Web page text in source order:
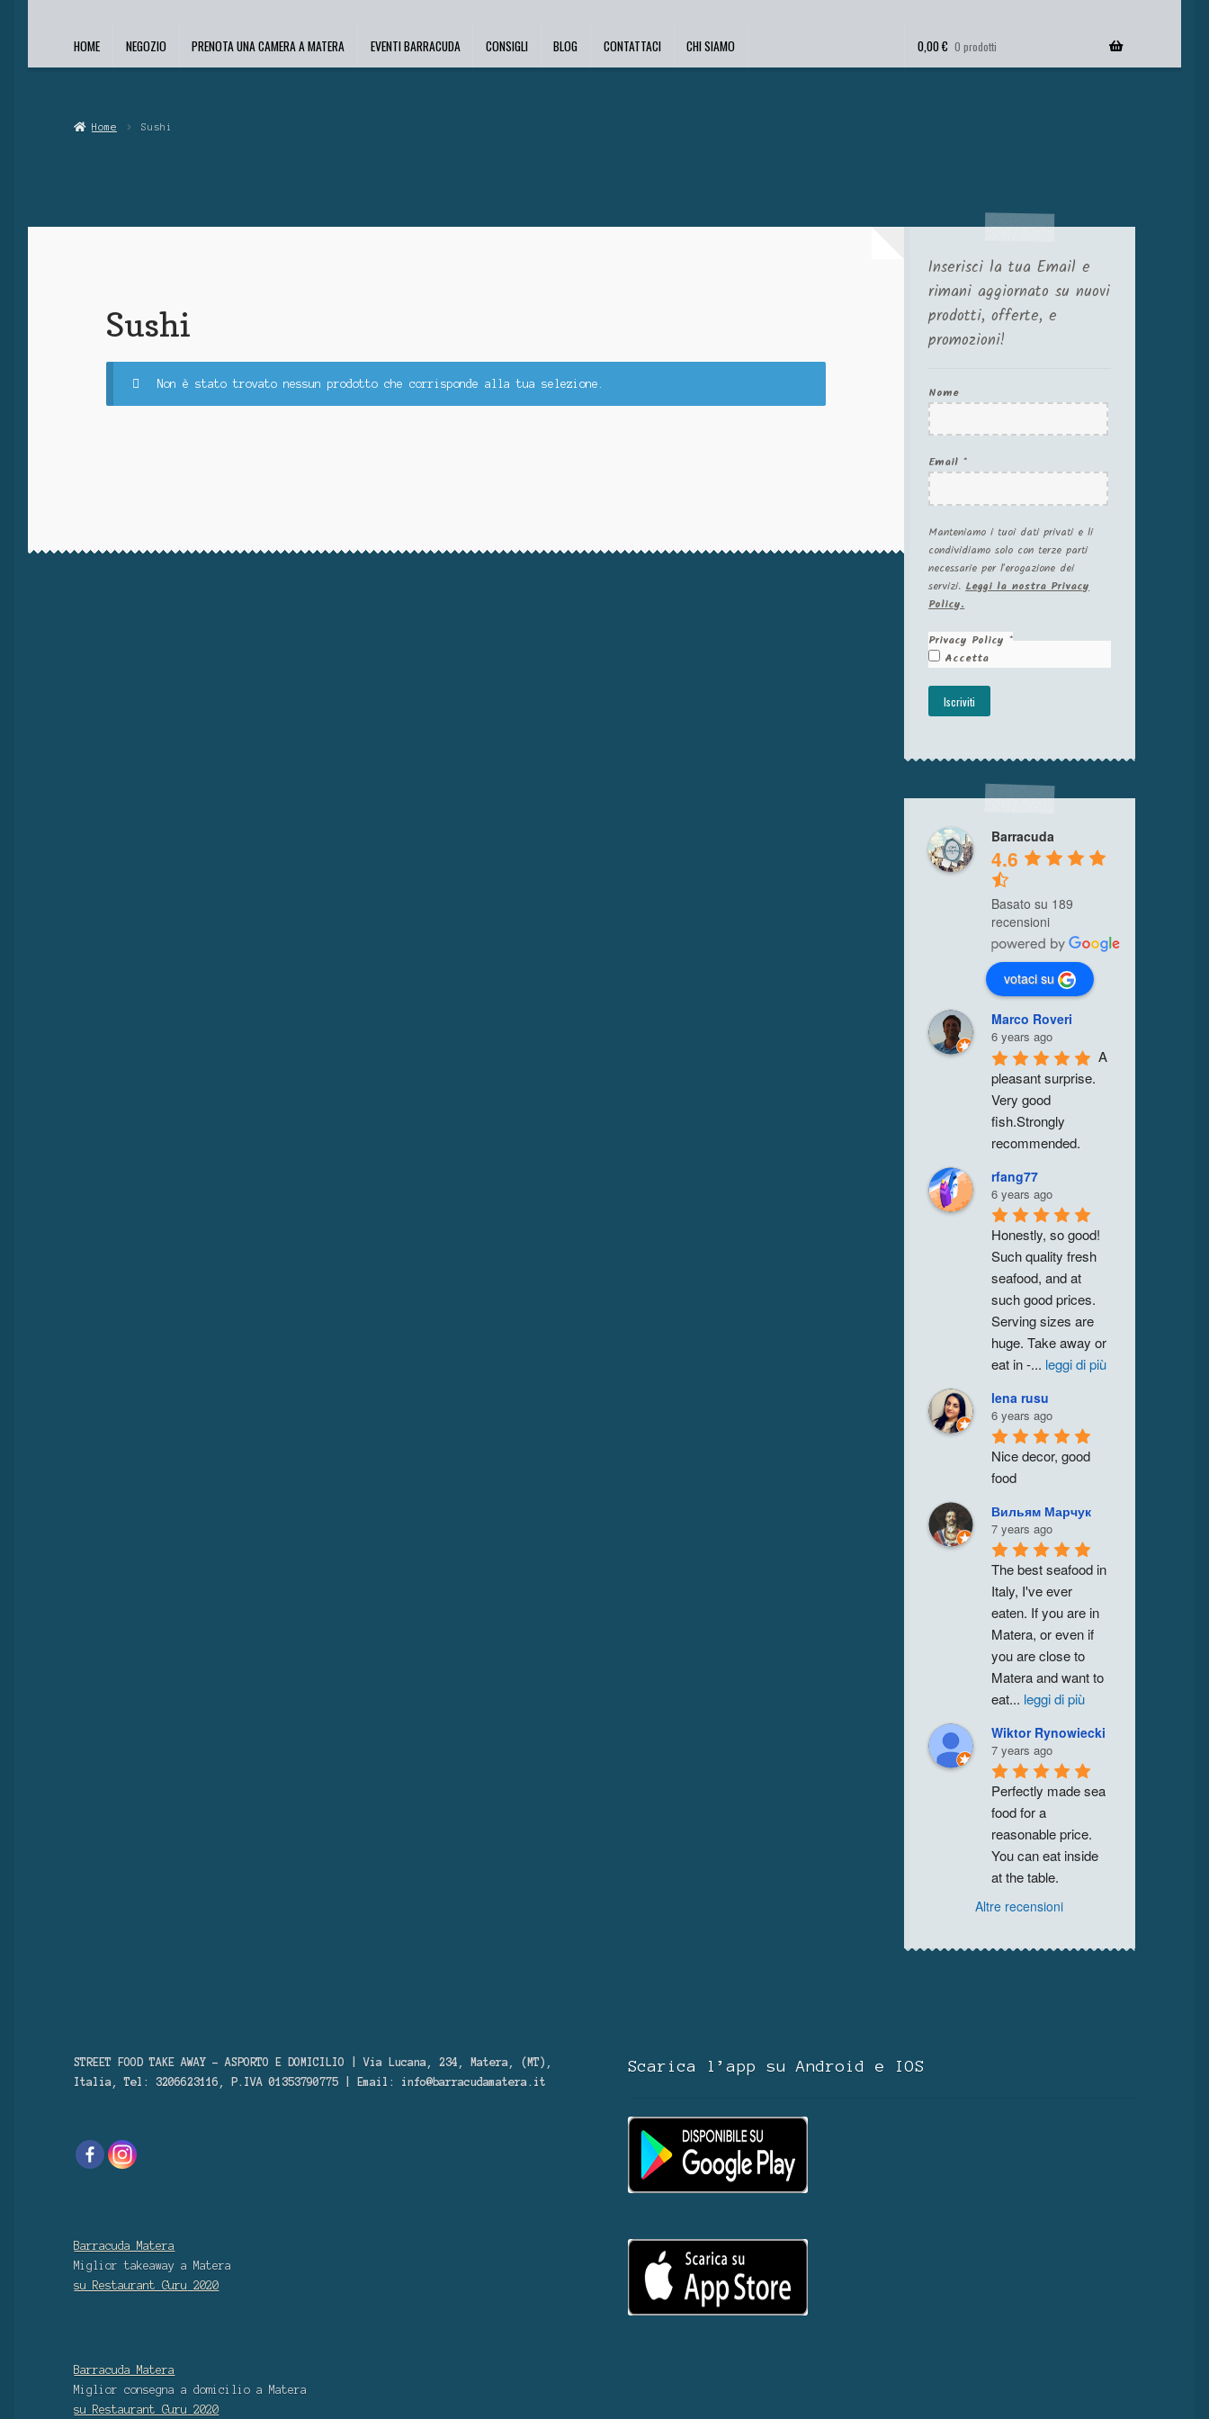
HOME NEGOZIO PRENOTA UNA CAMERA A MATERA EVENTI BARRACUDA CONSIGLI BLOG CONTATTACI CHI SIAMO 0,00€ 0 prodotti
Home Sushi
Sushi
Non è stato trovato nessun prodotto che corrisponde alla tua selezione.
Inserisci la tua Email e
rimani aggiornato su nuovi
prodotti, offerte, e
promozioni!
Nome
Email *
Manteniamo i tuoi dati privati e li
condividiamo solo con terze parti
necessarie per l'erogazione dei
servizi.Leggi la nostra Privacy
Policy.
Privacy Policy *
Accetta
Barracuda
4.6
Basato su 189
recensioni
votaci su
Marco Roveri
6 years ago
A
pleasant surprise.
Very good
fish.Strongly
recommended.
rfang77
6 years ago
Honestly, so good!
Such quality fresh
seafood, and at
such good prices.
Serving sizes are
huge. Take away or
eat in -... leggi di più
lena rusu
6 years ago
Nice decor, good
food
Вильям Марчук
7 years ago
The best seafood in
Italy, I've ever
eaten. If you are in
Matera, or even if
you are close to
Matera and want to
eat... leggi di più
Wiktor Rynowiecki
7 years ago
Perfectly made sea
food for a
reasonable price.
You can eat inside
at the table.
Altre recensioni
STREET FOOD TAKE AWAY – ASPORTO E DOMICILIO | Via Lucana, 234, Matera, (MT),
Italia, Tel: 3206623116, P.IVA 01353790775 | Email: info@barracudamatera.it
Barracuda Matera
Miglior takeaway a Matera
su Restaurant Guru
2020
Barracuda Matera
Miglior consegna a domicilio a Matera
su Restaurant Guru
2020
Scarica l’app su Android e IOS